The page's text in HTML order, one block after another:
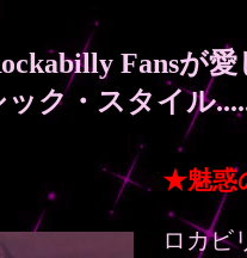
Fansが
ク・スタイル
★魅惑
ロカビ